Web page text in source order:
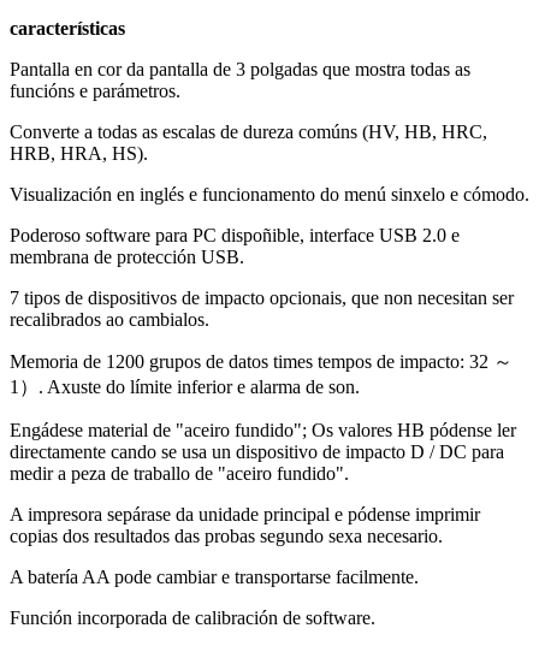
características
Pantalla en cor da pantalla de 3 polgadas que mostra todas as
funcións e parámetros.
Converte a todas as escalas de dureza comúns (HV, HB, HRC,
HRB, HRA, HS).
Visualización en inglés e funcionamento do menú sinxelo e cómodo.
Poderoso software para PC dispoñible, interface USB 2.0 e
membrana de protección USB.
7 tipos de dispositivos de impacto opcionais, que non necesitan ser
recalibrados ao cambialos.
Memoria de 1200 grupos de datos times tempos de impacto: 32 ～
1）. Axuste do límite inferior e alarma de son.
Engádese material de "aceiro fundido"; Os valores HB pódense ler
directamente cando se usa un dispositivo de impacto D / DC para
medir a peza de traballo de "aceiro fundido".
A impresora sepárase da unidade principal e pódense imprimir
copias dos resultados das probas segundo sexa necesario.
A batería AA pode cambiar e transportarse facilmente.
Función incorporada de calibración de software.